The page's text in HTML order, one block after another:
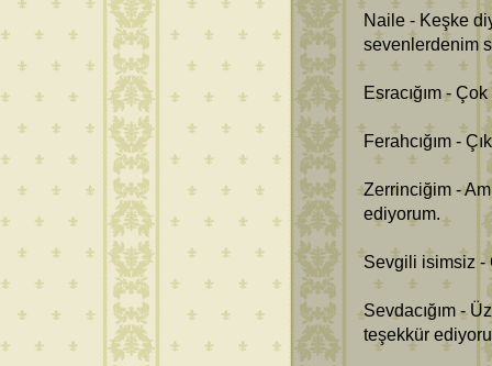
Naile - Keşke
sevenlerdenim
Esracığım -
Ferahcığım -
Zerrinciğim -
ediyorum.
Sevgili isimsiz -
Sevdacığım -
teşekkür